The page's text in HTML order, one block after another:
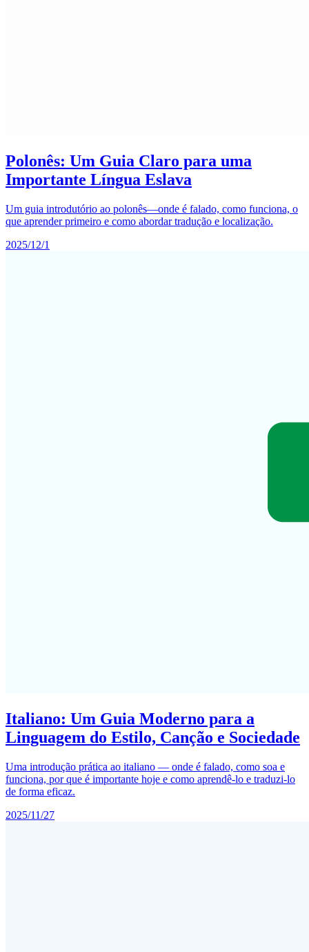
Polonês: Um Guia Claro para uma
Importante Língua Eslava
Um guia introdutório ao polonês—onde é falado, como funciona, o
que aprender primeiro e como abordar tradução e localização.
2025/12/1
Italiano: Um Guia Moderno para a
Linguagem do Estilo, Canção e Sociedade
Uma introdução prática ao italiano — onde é falado, como soa e
funciona, por que é importante hoje e como aprendê-lo e traduzi-lo
de forma eficaz.
2025/11/27